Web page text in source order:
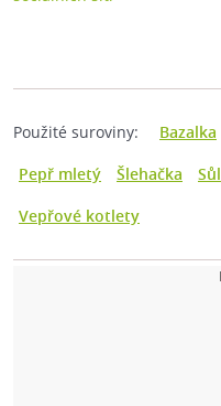
Použité suroviny: Bazalka
Pepř mletý
Šlehačka Sůl
Vepřové kotlety